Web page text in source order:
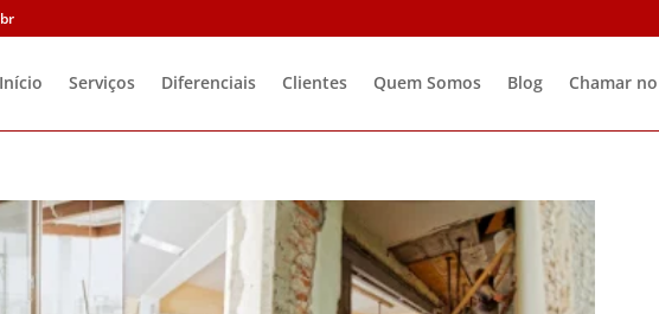
Início Serviços Diferenciais Clientes Quem Somos Blog Chamar